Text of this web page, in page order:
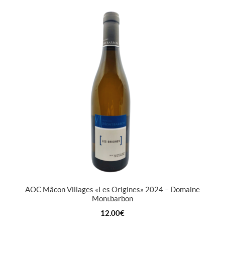
AOC Mâcon Villages « Les Origines » 2024 – Domaine
Montbarbon
12.00€